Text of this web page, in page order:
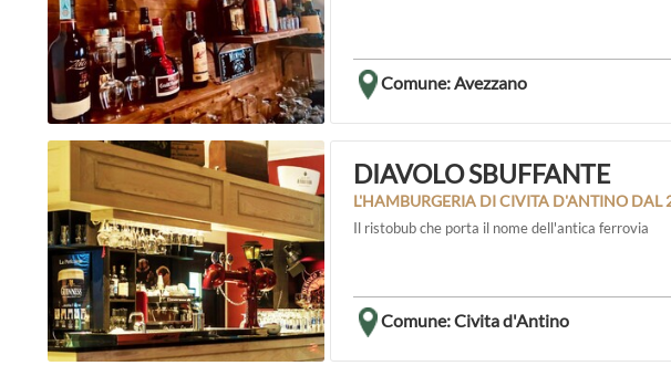
Comune: Avezzano
DIAVOLO SBUFFANTE
L'HAMBURGERIA DI CIVITA D'ANTINO DAL
Il ristobub che porta il nome dell'antica ferrovia
Comune: Civita d'Antino